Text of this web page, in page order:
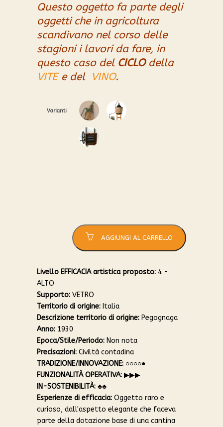
Questo oggetto fa parte degli
oggetti che in agricoltura
scandivano nel corso delle
stagioni i lavori da fare, in
questo caso del CICLOdella
VITE e del VINO.
Varianti
0
AGGIUNGI AL CARRELLO
Livello EFFICACIA artistica proposto: 4 -
ALTO
Supporto: VETRO
Territorio di origine: Italia
Descrizione territorio di origine: Pegognaga
Anno: 1930
Epoca/Stile/Periodo: Non nota
Precisazioni: Civiltà contadina
TRADIZIONE/INNOVAZIONE: ○○○○●
FUNZIONALITÀ OPERATIVA: ▶︎▶︎▶︎
IN-SOSTENIBILITÀ: ♣︎♣︎
Esperienze di efficacia: Oggetto raro e
curioso, dall'aspetto elegante che faceva
parte della dotazione base di una cantina